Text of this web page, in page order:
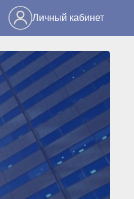
Личный кабинет